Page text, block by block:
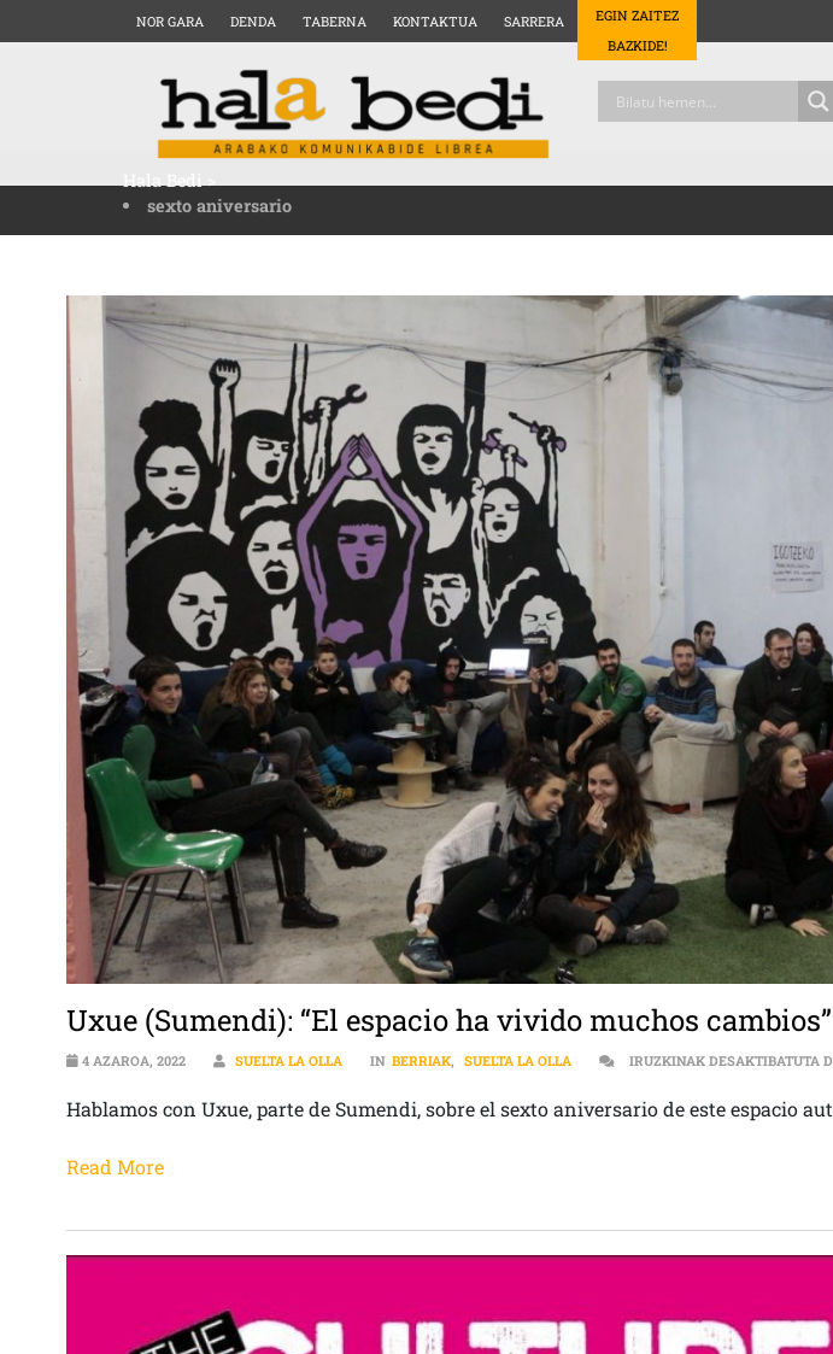
NOR GARA DENDA TABERNA KONTAKTUA SARRERA
EGIN ZAITEZ
BAZKIDE!
Hala Bedi>
sexto aniversario
Uxue (Sumendi): “El espacio ha vivido muchos cambios”
4 AZAROA, 2022 SUELTA LA OLLA IN BERRIAK, SUELTA LA OLLA IRUZKINAK DESAKTIBATUTA
Hablamos con Uxue, parte de Sumendi, sobre el sexto aniversario de este espacio
Read More